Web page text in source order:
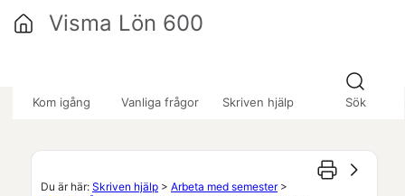
Kom igång Vanliga frågor Skriven hjälp Sök
Visma Lön 600
Du är här: Skriven hjälp > Arbeta med semester>